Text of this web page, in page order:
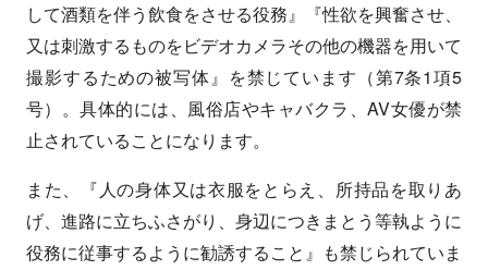
して酒類を伴う飲食をさせる役務』『性欲を興奮させ、
又は刺激するものをビデオカメラその他の機器を用いて
撮影するための被写体』を禁じています（第7条1項5
号）。具体的には、風俗店やキャバクラ、AV女優が禁
止されていることになります。
また、『人の身体又は衣服をとらえ、所持品を取りあ
げ、進路に立ちふさがり、身辺につきまとう等執ように
役務に従事するように勧誘すること』も禁じられていま